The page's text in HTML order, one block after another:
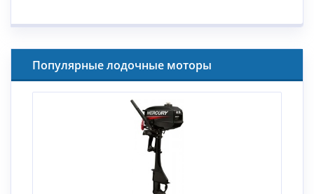
Популярные лодочные моторы